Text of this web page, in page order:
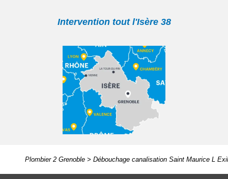
Intervention tout l'Isère 38
Plombier 2 Grenoble> Débouchage canalisation Saint Maurice L Exil